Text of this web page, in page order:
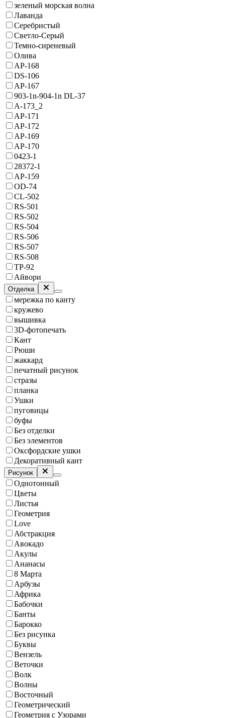
зеленый морская волна
Лаванда
Серебристый
Светло-Серый
Темно-сиреневый
Олива
AP-168
DS-106
AP-167
903-1n-904-1n DL-37
A-173_2
AP-171
AP-172
AP-169
AP-170
0423-1
28372-1
AP-159
OD-74
CL-502
RS-501
RS-502
RS-504
RS-506
RS-507
RS-508
TP-92
Айвори
Отделка
мережка по канту
кружево
вышивка
3D-фотопечать
Кант
Рюши
жаккард
печатный рисунок
стразы
планка
Ушки
пуговицы
буфы
Без отделки
Без элементов
Оксфордские ушки
Декоративный кант
Рисунок
Однотонный
Цветы
Листья
Геометрия
Love
Абстракция
Авокадо
Акулы
Ананасы
8 Марта
Арбузы
Африка
Бабочки
Банты
Барокко
Без рисунка
Буквы
Вензель
Веточки
Волк
Волны
Восточный
Геометрический
Геометрия с Узорами